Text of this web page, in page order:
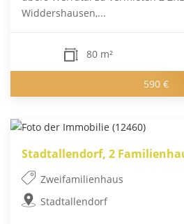
Widdershausen,...
80 m²
590 €
Stadtallendorf, 2
Zweifamilienhaus
Stadtallendorf